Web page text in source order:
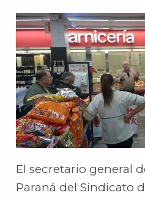
El secretario general
Paraná del Sindicato